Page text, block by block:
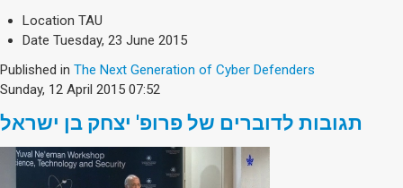
Location TAU
Date Tuesday, 23 June 2015
Published in The Next Generation of Cyber Defenders
Sunday, 12 April 2015 07:52
תגובות לדוברים של פרופ' יצחק בן ישראל